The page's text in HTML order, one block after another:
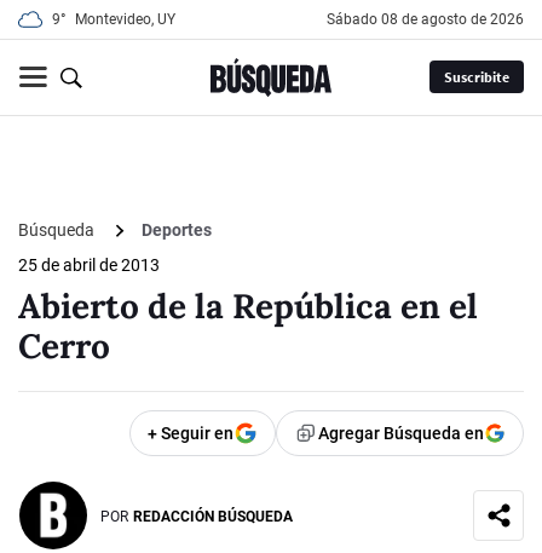
9° Montevideo, UY sábado 08 de agosto de 2026
Suscribite
Búsqueda
Deportes
25 de abril de 2013
Abierto de la República en el
Cerro
+ Seguir en Agregar Búsqueda en
POR REDACCIÓN BÚSQUEDA